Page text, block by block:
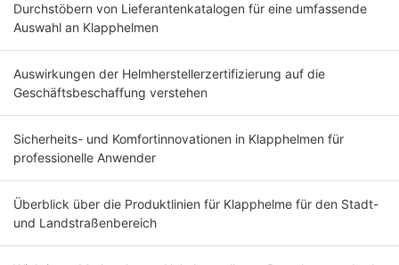
Durchstöbern von Lieferantenkatalogen für eine umfassende
Auswahl an Klapphelmen
Auswirkungen der Helmherstellerzertifizierung auf die
Geschäftsbeschaffung verstehen
Sicherheits- und Komfortinnovationen in Klapphelmen für
professionelle Anwender
Überblick über die Produktlinien für Klapphelme für den Stadt-
und Landstraßenbereich